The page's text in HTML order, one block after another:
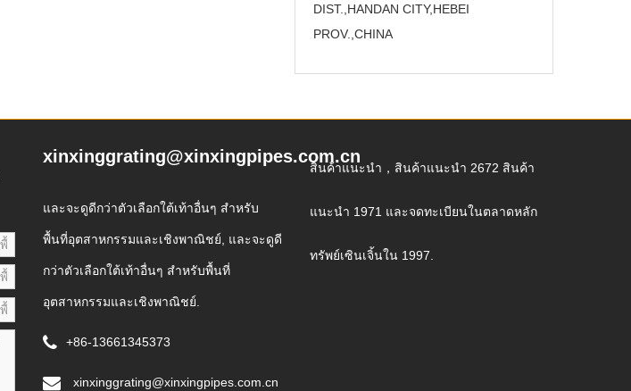
DIST.,HANDAN CITY,HEBEI
PROV.,CHINA
xinxinggrating@xinxingpipes.com.cn
และจะดูดีกว่าตัวเลือกใต้เท้าอื่นๆ สำหรับ
พื้นที่อุตสาหกรรมและเชิงพาณิชย์, และจะดูดี
กว่าตัวเลือกใต้เท้าอื่นๆ สำหรับพื้นที่
อุตสาหกรรมและเชิงพาณิชย์.
+86-13661345373
xinxinggrating@xinxingpipes.com.cn
สินค้าแนะนำ，สินค้าแนะนำ 2672 สินค้า
แนะนำ 1971 และจดทะเบียนในตลาดหลัก
ทรัพย์เซินเจิ้นใน 1997.